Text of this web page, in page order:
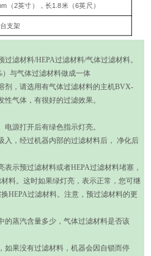
（2英寸），长1.8米（6英尺）
支架
过滤材料/HEPA过滤材料/气体过滤材料。
）与气体过滤材料做成一体
剂，请选用有气体过滤材料的主机BVX-
性气体，有很好的过滤效果。
源打开后有绿色指示灯亮。
入，经过机器内部的过滤材料后， 净化后
表示预过滤材料或者HEPA过滤材料堵塞，
料。这时如果绿灯亮，表示正常，您可继
换HEPA过滤材料。注意，预过滤材料的更
的蒸汽含量多少，气体过滤材料是否该
如果没有过滤材料，机器会因自锁而停